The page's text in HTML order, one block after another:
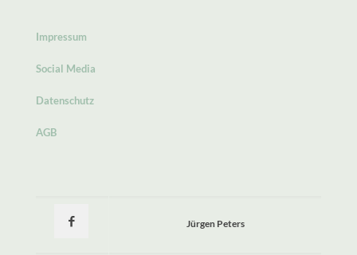
Impressum
Social Media
Datenschutz
AGB
Jürgen Peters